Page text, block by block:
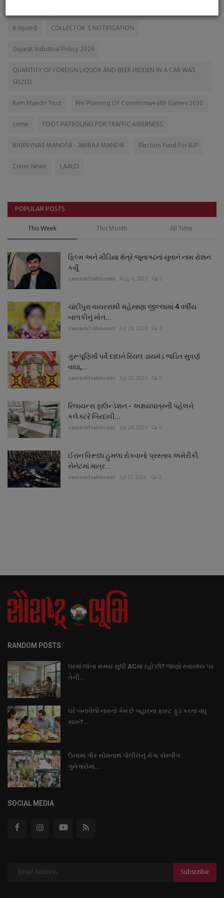
8 injured
COLLECTOR`S NOTIFICATION
Gujarat Industrial Policy 2026
QUANTITY OF FOREIGN LIQUOR AND BEER HIDDEN IN A CAR WAS
SEIZED
Ram Mandir Trust
Pre Planning Of Commonwealth Games 2030
crime
FOOT PATROLING FOR TRAFFIC AWERNESS
BHANVNAT MANDI\R - AMBAJI MANDIR
Election Fund For BJP
Crime News
LAALO
POPULAR POSTS
This Week This Month All Time
ફિલ્મ અને મીડિયા ક્ષેત્રે જૂનાગઢનાં યુવાને નામ રોશન
કર્યું
saurashtrabhoomi Aug 4, 2026 0
ચાંદીપુરા વાયરસથી મહેસાણા જીલ્લામાં 4 વર્ષીય
બાળકીનું મોત...
saurashtrabhoomi Jul 29, 2026 0
ગુરૂપૂણિર્માં પર્વે દાદાને રિયલ ડાયમંડ જડિત સુવર્ણ
વાઘા,...
saurashtrabhoomi Jul 29, 2026 0
રિલાયન્સ ફાઉન્ડેશન - અક્ષયપાત્રની પહેલને
કલેક્ટરે બિરદાવી...
saurashtrabhoomi Jul 29, 2026 0
ઈરાન વિરૂધ્ધ હુમલા રોકવાનો પ્રસ્તાવ અમેરીકી
સેનેટમાં માત્ર...
saurashtrabhoomi Jul 31, 2026 0
RANDOM POSTS
ઘરમાં લાંબા સમય સુધી ACમાં રહો છો? જાણો સ્વાસ્થ્ય પર
તેની...
ઘરે બનાવેલો નાસ્તો કેમ છે બહારના ફાસ્ટ ફૂડ કરતાં વધુ
સારું?...
ઉનામાં ગીર સોમનાથ પોલીસનું મેગા કોમ્બીંગ :
ગુનેગારોમાં...
SOCIAL MEDIA
Subscribe